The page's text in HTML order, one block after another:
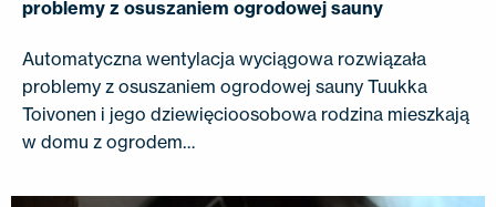
problemy z osuszaniem ogrodowej sauny
Automatyczna wentylacja wyciągowa rozwiązała
problemy z osuszaniem ogrodowej sauny Tuukka
Toivonen i jego dziewięcioosobowa rodzina mieszkają
w domu z ogrodem…